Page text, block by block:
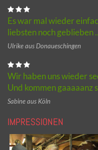
Es war mal wieder
liebsten noch geblieben
Ulrike aus Donaueschingen
Wir haben uns wieder
Und kommen
Sabine aus Köln
IMPRESSIONEN